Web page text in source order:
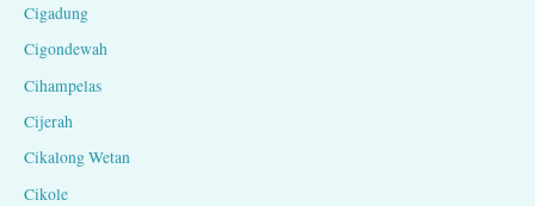
Cigadung
Cigondewah
Cihampelas
Cijerah
Cikalong Wetan
Cikole